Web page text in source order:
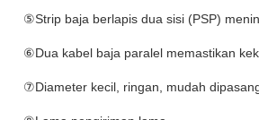
⑤Strip baja berlapis dua sisi (PSP)
⑥Dua kabel baja paralel memastikan
⑦Diameter kecil, ringan, mudah